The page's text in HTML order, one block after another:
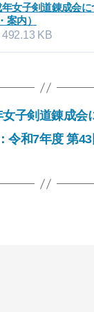
女子剣道錬成会に
案内）
492.13 KB
子剣道錬成会
令和7年度 第